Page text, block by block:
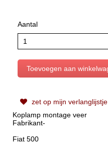
Aantal
zet op mijn verlanglijstje
Koplamp montage veer
Fabrikant-
Fiat 500